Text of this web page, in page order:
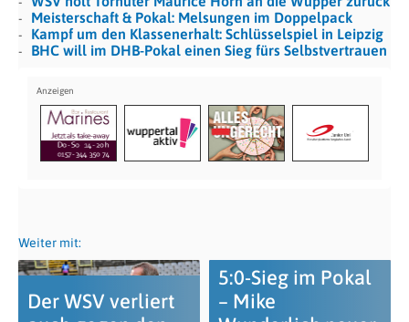
Meisterschaft & Pokal: Melsungen im Doppelpack
Kampf um den Klassenerhalt: Schlüsselspiel in Leipzig
BHC will im DHB-Pokal einen Sieg fürs Selbstvertrauen
Weiter mit:
Der WSV verliert
5:0-Sieg im Pokal
– Mike